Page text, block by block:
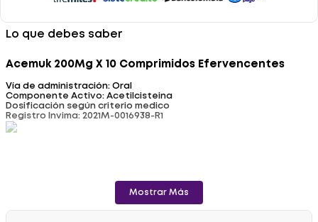
Lo que debes saber
Acemuk 200Mg X 10 Comprimidos Efervencentes
Vía de administración: Oral
Componente Activo: Acetilcisteina
Dosificación según criterio medico
Registro Invima: 2021M-0016938-R1
Mostrar Más